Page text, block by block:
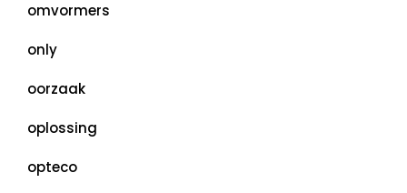
omvormers
only
oorzaak
oplossing
opteco